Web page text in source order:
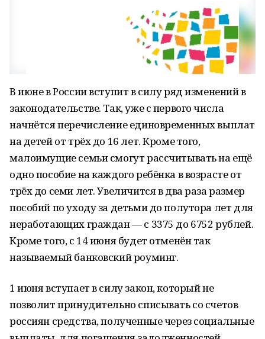
В июне в России вступит в силу ряд изменений в
законодательстве. Так, уже с первого числа
начнётся перечисление единовременных выплат
на детей от трёх до 16 лет. Кроме того,
малоимущие семьи смогут рассчитывать на ещё
одно пособие на каждого ребёнка в возрасте от
трёх до семи лет. Увеличится в два раза размер
пособий по уходу за детьми до полутора лет для
неработающих граждан — с 3375 до 6752 рублей.
Кроме того, с 14 июня будет отменён так
называемый банковский роуминг.
1 июня вступает в силу закон, который не
позволит принудительно списывать со счетов
россиян средства, полученные через социальные